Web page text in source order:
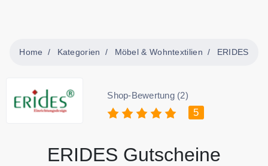
Home Kategorien Möbel & Wohntextilien ERIDES
Shop-Bewertung (2)
5
ERIDES Gutscheine